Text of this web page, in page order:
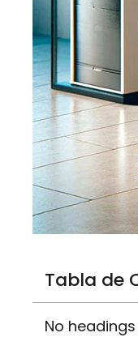
Tabla de
No